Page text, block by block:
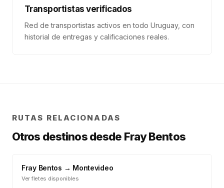
Transportistas verificados
Red de transportistas activos en todo Uruguay, con
historial de entregas y calificaciones reales.
RUTAS RELACIONADAS
Otros destinos desde Fray Bentos
Fray Bentos → Montevideo
Ver fletes disponibles